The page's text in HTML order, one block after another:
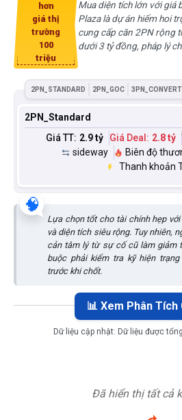
hơn
giá thị
trường
100
triệu
Mua diện tích lớn với giá
Plaza là dự án hiếm hoi
cung cấp căn 2PN rộng
dưới 3 tỷ đồng, pháp lý
2PN_STANDARD 2PN_GOC 3PN_CONVERT
2PN_Standard
Giá TT: 2.9 tỷ Giá Deal: 2.8 tỷ
sideway
Biên độ
Thanh khoản
🧠
Lựa chọn tốt cho tài chính hẹp
và diện tích siêu rộng. Tuy nhiên,
cản tâm lý từ sự cố cũ làm giảm
buộc phải kiểm tra kỹ hiện trạng
trước khi chốt.
📊 Xem Phân Tích
Dữ liệu cập nhật: Dữ liệu được
Đã hiển thị tất cả